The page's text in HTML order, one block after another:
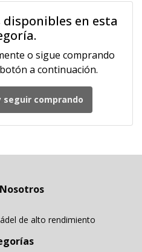
en esta
o sigue comprando
a continuación.
comprando
de alto rendimiento